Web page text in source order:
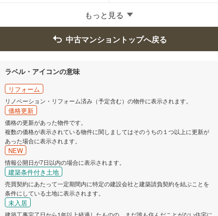
もっと見る
中古マンショントップへ戻る
ラベル・アイコンの意味
リフォーム
リノベーション・リフォーム済み（予定含む）の物件に表示されます。
価格更新
価格の更新があった物件です。
複数の価格が表示されている物件に関しましてはそのうちの１つ以上に更新が
あった場合に表示されます。
NEW
情報公開日が7日以内の場合に表示されます。
建築条件付き土地
売買契約にあたって一定期間内に特定の建設会社と建築請負契約を結ぶことを
条件にしている土地に表示されます。
未入居